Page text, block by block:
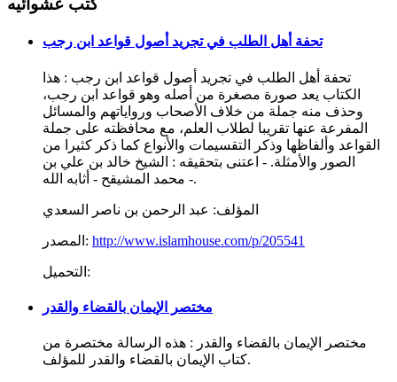
كتب عشوائيه
تحفة أهل الطلب في تجريد أصول قواعد ابن رجب
تحفة أهل الطلب في تجريد أصول قواعد ابن رجب : هذا
الكتاب يعد صورة مصغرة من أصله وهو قواعد ابن رجب،
وحذف منه جملة من خلاف الأصحاب ورواياتهم والمسائل
المفرعة عنها تقريبا لطلاب العلم، مع محافظته على جملة
القواعد وألفاظها وذكر التقسيمات والأنواع كما ذكر كثيرا من
الصور والأمثلة. - اعتنى بتحقيقه : الشيخ خالد بن علي بن
محمد المشيقح - أثابه الله -.
المؤلف: عبد الرحمن بن ناصر السعدي
المصدر: http://www.islamhouse.com/p/205541
التحميل:
مختصر الإيمان بالقضاء والقدر
مختصر الإيمان بالقضاء والقدر : هذه الرسالة مختصرة من
كتاب الإيمان بالقضاء والقدر للمؤلف.